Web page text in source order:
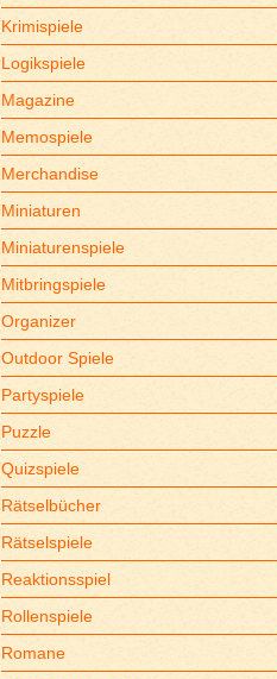
Krimispiele
Logikspiele
Magazine
Memospiele
Merchandise
Miniaturen
Miniaturenspiele
Mitbringspiele
Organizer
Outdoor Spiele
Partyspiele
Puzzle
Quizspiele
Rätselbücher
Rätselspiele
Reaktionsspiel
Rollenspiele
Romane